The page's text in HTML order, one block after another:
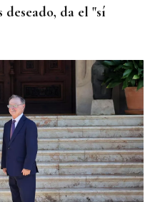
da el "sí